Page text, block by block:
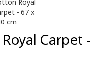
Carpet -